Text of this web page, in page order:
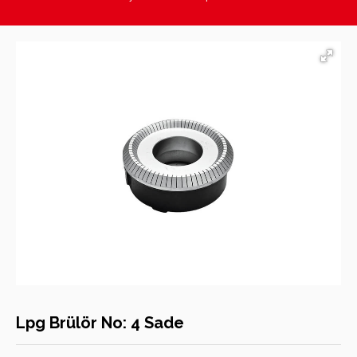
Hasan Kara Endüstriyel Mutfak Ekipmanları
Lpg Brülör No: 4 Sade